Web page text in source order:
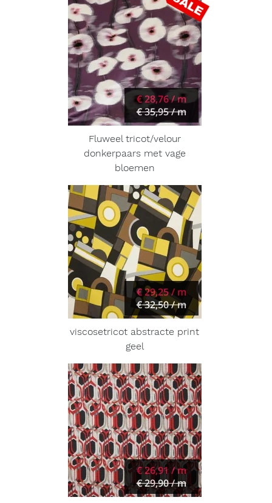
€ 28,76 / m
€ 35,95 / m
Fluweel tricot/velour
donkerpaars met vage
bloemen
€ 29,25 / m
€ 32,50 / m
viscosetricot abstracte print
geel
€ 26,91 / m
€ 29,90 / m